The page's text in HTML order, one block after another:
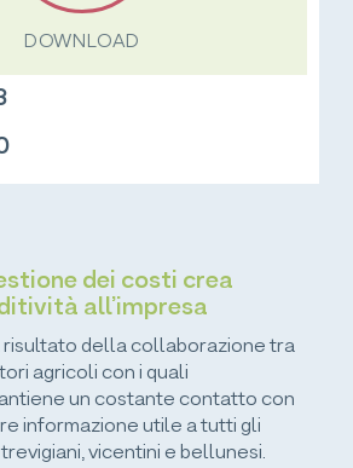
dei costi crea
all’impresa
risultato della collaborazione tra
agricoli con i quali
un costante contatto con
informazione utile a tutti gli
vicentini e bellunesi.
DOWNLOAD